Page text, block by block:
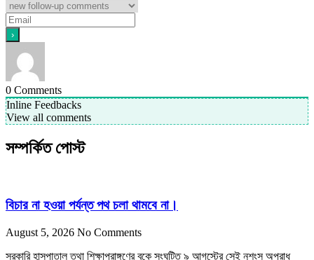
0 Comments
Inline Feedbacks
View all comments
সম্পর্কিত পোস্ট
বিচার না হওয়া পর্যন্ত পথ চলা থামবে না।
August 5, 2026 No Comments
সরকারি হাসপাতাল তথা শিক্ষাপ্রাঙ্গণের বুকে সংঘটিত ৯ আগস্টের সেই নৃশংস অপরাধ